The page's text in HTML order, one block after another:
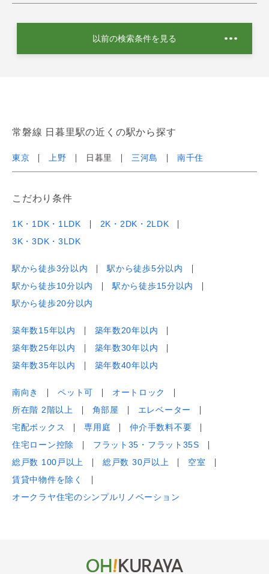
以前の検索条件を見る
常磐線 日暮里駅の近くの駅から探す
東京 上野 日暮里 三河島 南千住
こだわり条件
1K・1DK・1LDK
2K・2DK・2LDK
3K・3DK・3LDK
駅から徒歩3分以内
駅から徒歩5分以内
駅から徒歩10分以内
駅から徒歩15分以内
駅から徒歩20分以内
築年数15年以内
築年数20年以内
築年数25年以内
築年数30年以内
築年数35年以内
築年数40年以内
南向き ペット可
オートロック
所在階 2階以上
角部屋
エレベーター
宅配ボックス
専用庭
仲介手数料不要
住宅ローン控除
フラット35・フラット35S
総戸数 100戸以上
総戸数 30戸以上
空室
賃貸中物件を除く
オークラヤ住宅のシンプルリノベーション